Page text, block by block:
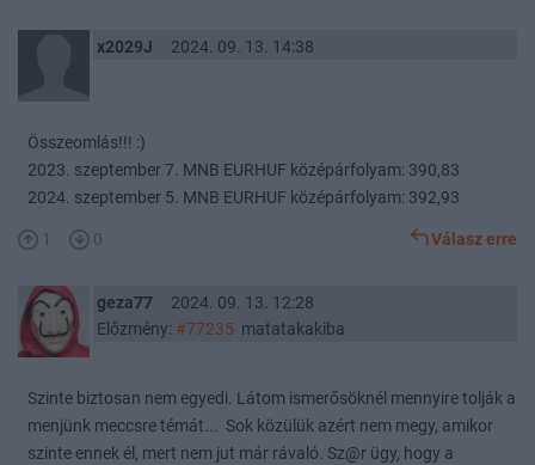
x2029J 2024. 09. 13. 14:38
Összeomlás!!! :)
2023. szeptember 7. MNB EURHUF középárfolyam: 390,83
2024. szeptember 5. MNB EURHUF középárfolyam: 392,93
1 0 Válasz erre
geza77
2024. 09. 13. 12:28
Előzmény: #77235 matatakakiba
Szinte biztosan nem egyedi. Látom ismerősöknél mennyire tolják a
menjünk meccsre témát... Sok közülük azért nem megy, amikor
szinte ennek él, mert nem jut már rávaló. Sz@r ügy, hogy a